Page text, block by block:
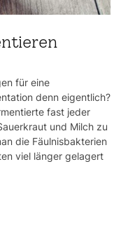
für eine
denn eigentlich?
fast jeder
und Milch zu
die Fäulnisbakterien
viel länger gelagert